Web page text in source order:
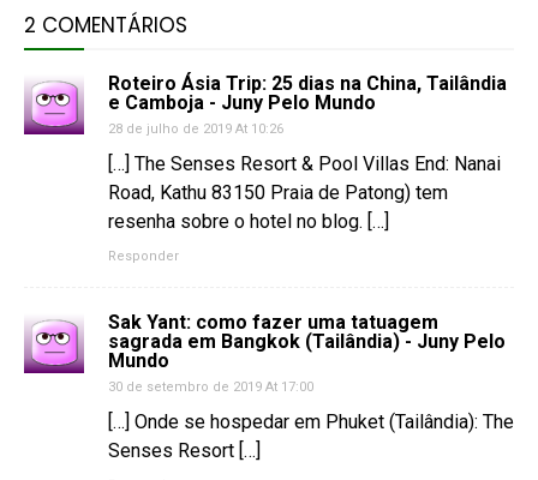
2 COMENTÁRIOS
Roteiro Ásia Trip: 25 dias na China, Tailândia
e Camboja - Juny Pelo Mundo
28 de julho de 2019 At 10:26
[…] The Senses Resort & Pool Villas End: Nanai
Road, Kathu 83150 Praia de Patong) tem
resenha sobre o hotel no blog. […]
Responder
Sak Yant: como fazer uma tatuagem
sagrada em Bangkok (Tailândia) - Juny Pelo
Mundo
30 de setembro de 2019 At 17:00
[…] Onde se hospedar em Phuket (Tailândia): The
Senses Resort […]